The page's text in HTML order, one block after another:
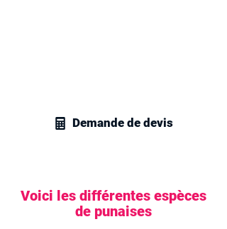
Demande de devis
Voici les différentes espèces
de punaises